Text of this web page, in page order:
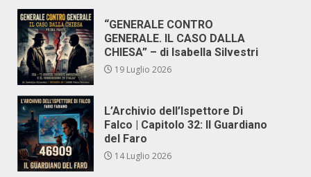
“GENERALE CONTRO
GENERALE. IL CASO DALLA
CHIESA” – di Isabella Silvestri
19 Luglio 2026
L’Archivio dell’Ispettore Di
Falco | Capitolo 32: Il Guardiano
del Faro
14 Luglio 2026